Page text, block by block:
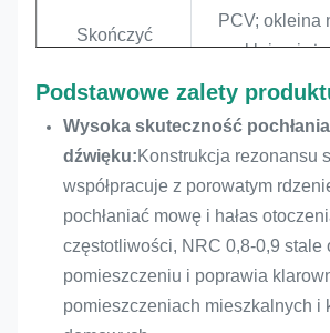
Skończyć
PCV; okleina
okleina
NRC 0,9
Funkcja
podstawowa
Pochłanianie
dekoracja
Usługa
niestandardowa
Rozmiar,
kolor
Podstawowe zalety
Wysoka skuteczność
dźwięku:Konstrukcja rezonansu
współpracuje z porowatym
pochłaniać mowę i hałas
częstotliwości, NRC 0,8-0,9 stale
pomieszczeniu i poprawia
pomieszczeniach mieszkalnych i